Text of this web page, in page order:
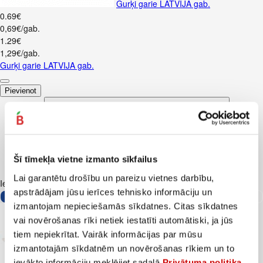
Šī tīmekļa vietne izmanto sīkfailus
Lai garantētu drošību un pareizu vietnes darbību,
apstrādājam jūsu ierīces tehnisko informāciju un
izmantojam nepieciešamās sīkdatnes. Citas sīkdatnes
vai novērošanas rīki netiek iestatīti automātiski, ja jūs
tiem nepiekrītat. Vairāk informācijas par mūsu
izmantotajām sīkdatnēm un novērošanas rīkiem un to
Gurķi garie LATVIJA gab.
0.69€
0,69€/gab.
1 .29€
1,29€/gab.
Gurķi garie LATVIJA gab.
Pievienot
Iesakām ar